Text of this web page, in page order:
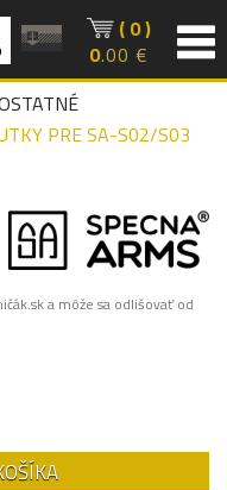
( 0 )
0.00 €
PRE SA-S02/S03
a môže sa odlišovať od